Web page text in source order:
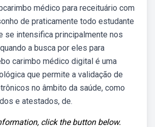
médico para receituário com
de praticamente todo estudante
se intensifica principalmente nos
a busca por eles para
carimbo médico digital é uma
que permite a validação de
no âmbito da saúde, como
e atestados, de.
click the button below.